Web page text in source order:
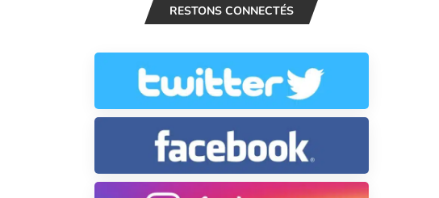
RESTONS CONNECTÉS